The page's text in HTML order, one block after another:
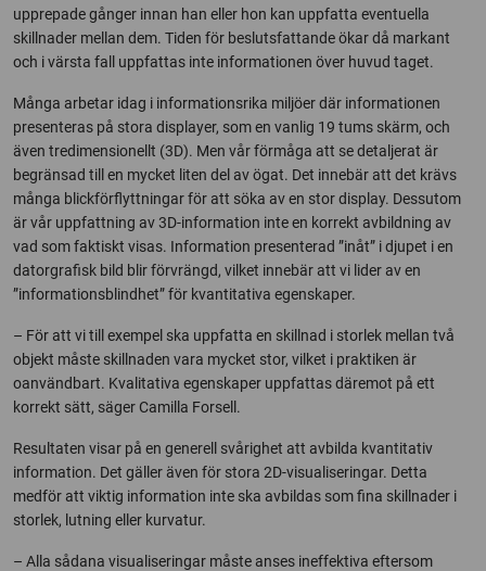
upprepade gånger innan han eller hon kan uppfatta eventuella
skillnader mellan dem. Tiden för beslutsfattande ökar då markant
och i värsta fall uppfattas inte informationen över huvud taget.
Många arbetar idag i informationsrika miljöer där informationen
presenteras på stora displayer, som en vanlig 19 tums skärm, och
även tredimensionellt (3D). Men vår förmåga att se detaljerat är
begränsad till en mycket liten del av ögat. Det innebär att det krävs
många blickförflyttningar för att söka av en stor display. Dessutom
är vår uppfattning av 3D-information inte en korrekt avbildning av
vad som faktiskt visas. Information presenterad ”inåt” i djupet i en
datorgrafisk bild blir förvrängd, vilket innebär att vi lider av en
”informationsblindhet” för kvantitativa egenskaper.
– För att vi till exempel ska uppfatta en skillnad i storlek mellan två
objekt måste skillnaden vara mycket stor, vilket i praktiken är
oanvändbart. Kvalitativa egenskaper uppfattas däremot på ett
korrekt sätt, säger Camilla Forsell.
Resultaten visar på en generell svårighet att avbilda kvantitativ
information. Det gäller även för stora 2D-visualiseringar. Detta
medför att viktig information inte ska avbildas som fina skillnader i
storlek, lutning eller kurvatur.
– Alla sådana visualiseringar måste anses ineffektiva eftersom